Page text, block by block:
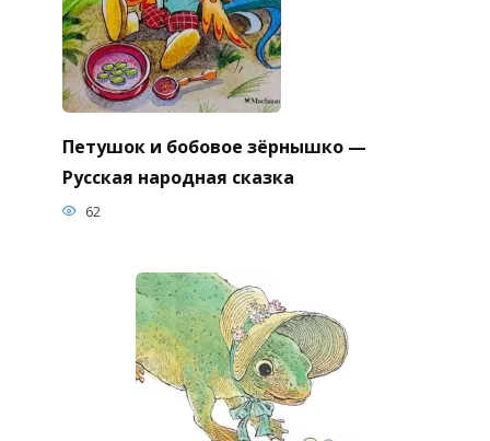
Петушок и бобовое зёрнышко —
Русская народная сказка
62